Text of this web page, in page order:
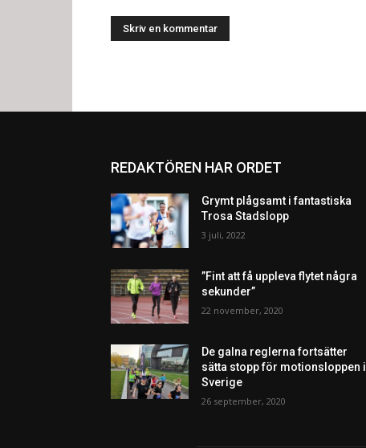
REDAKTÖREN HAR ORDET
Grymt plågsamt i fantastiska
Trosa Stadslopp
3 juli, 2022
”Fint att få uppleva flytet några
sekunder”
22 november, 2020
De galna reglerna fortsätter
sätta stopp för motionsloppen i
Sverige
26 september, 2020